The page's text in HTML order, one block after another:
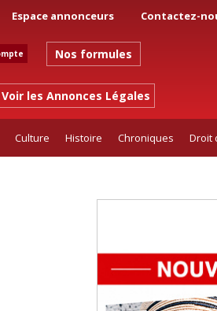
Espace annonceurs Contactez-
Nos formules
Voir les Annonces Légales
Culture Histoire Chroniques Droit